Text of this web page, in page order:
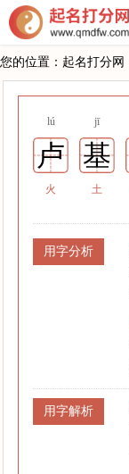
您的位置： 起名打分网
lú jī
卢 基
火 土
用字分析
用字解析